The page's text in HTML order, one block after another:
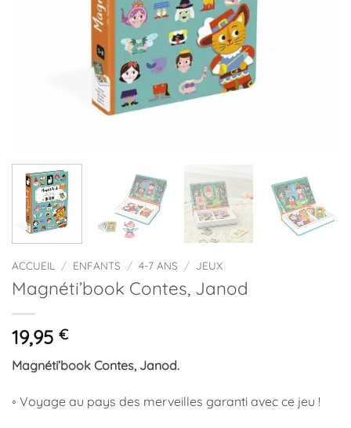
ACCUEIL / ENFANTS / 4-7 ANS / JEUX
Magnéti’book Contes, Janod
19,95 €
Magnéti’book Contes, Janod.
◦ Voyage au pays des merveilles garanti avec ce jeu !